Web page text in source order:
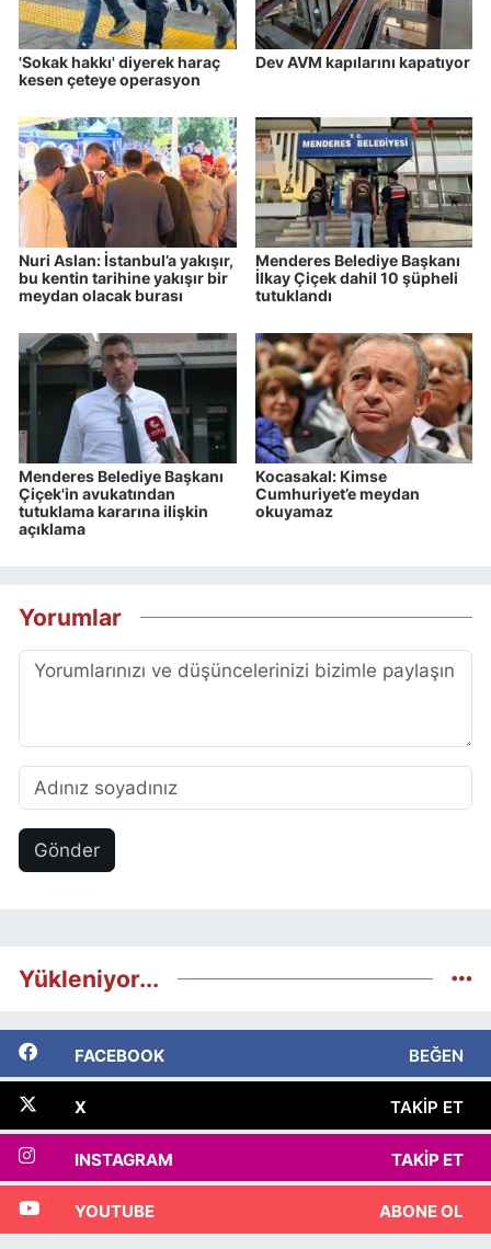
'Sokak hakkı' diyerek haraç
kesen çeteye operasyon
Dev AVM kapılarını kapatıyor
Nuri Aslan: İstanbul’a yakışır,
bu kentin tarihine yakışır bir
meydan olacak burası
Menderes Belediye Başkanı
İlkay Çiçek dahil 10 şüpheli
tutuklandı
Menderes Belediye Başkanı
Çiçek'in avukatından
tutuklama kararına ilişkin
açıklama
Kocasakal: Kimse
Cumhuriyet’e meydan
okuyamaz
Yorumlar
Gönder
Yükleniyor...
FACEBOOK BEĞEN
X TAKIP ET
INSTAGRAM TAKIP ET
YOUTUBE ABONE OL